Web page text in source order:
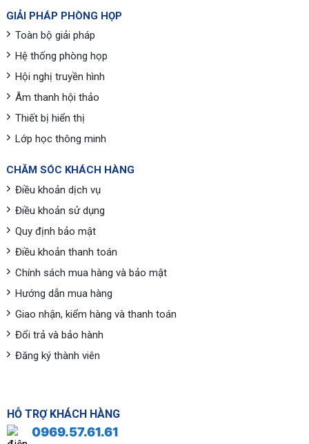
GIẢI PHÁP PHÒNG HỌP
Toàn bộ giải pháp
Hệ thống phòng họp
Hội nghị truyền hình
Âm thanh hội thảo
Thiết bị hiển thị
Lớp học thông minh
CHĂM SÓC KHÁCH HÀNG
Điều khoản dịch vụ
Điều khoản sử dụng
Quy định bảo mật
Điều khoản thanh toán
Chính sách mua hàng và bảo mật
Hướng dẫn mua hàng
Giao nhận, kiểm hàng và thanh toán
Đổi trả và bảo hành
Đăng ký thành viên
HỖ TRỢ KHÁCH HÀNG
0969.57.61.61